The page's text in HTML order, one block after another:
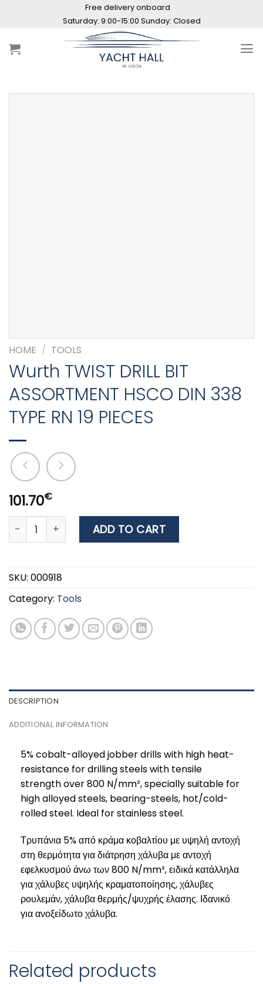
Free delivery onboard
HOME / TOOLS
Wurth TWIST DRILL BIT
ASSORTMENT HSCO DIN 338
TYPE RN 19 PIECES
101.70€
Wurth TWIST DRILL BIT ASSORTMENT HSCO DIN 338
ADD TO CART
SKU: 000918
Category: Tools
DESCRIPTION
ADDITIONAL INFORMATION
5% cobalt-alloyed jobber drills with high heat-
resistance for drilling steels with tensile
strength over 800 N/mm², specially suitable for
high alloyed steels, bearing-steels, hot/cold-
rolled steel. Ideal for stainless steel.
Τρυπάνια 5% από κράμα κοβαλτίου με υψηλή αντοχή
στη θερμότητα για διάτρηση χάλυβα με αντοχή
εφελκυσμού άνω των 800 N/mm², ειδικά κατάλληλα
για χάλυβες υψηλής κραματοποίησης, χάλυβες
ρουλεμάν, χάλυβα θερμής/ψυχρής έλασης. Ιδανικό
για ανοξείδωτο χάλυβα.
Related products